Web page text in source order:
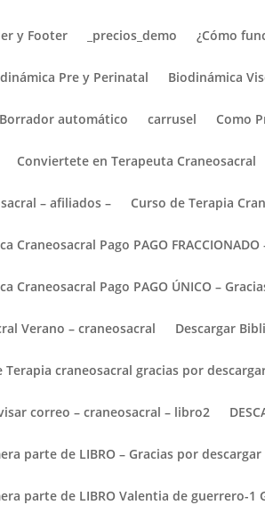
y Footer _precios_demo ¿Cómo
Pre y Perinatal Biodinámica
Borrador automático carrusel Como
Conviertete en Terapeuta Craneosacral
– afiliados – Curso de Terapia
Craneosacral Pago PAGO
Craneosacral Pago PAGO ÚNICO –
Verano – craneosacral Descargar
Terapia craneosacral gracias por
correo – craneosacral – libro2
parte de LIBRO – Gracias por
parte de LIBRO Valentia de guerrero-